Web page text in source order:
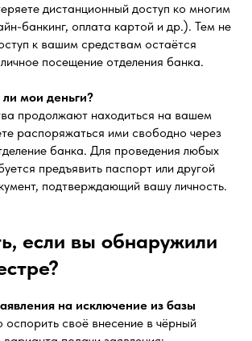
дистанционный доступ ко многим
банкинг, оплата картой и др.). Тем не
к вашим средствам остаётся
посещение отделения банка.
мои деньги?
продолжают находиться на вашем
распоряжаться ими свободно через
банка. Для проведения любых
предъявить паспорт или другой
подтверждающий вашу личность.
если вы обнаружили
на исключение из базы
своё внесение в чёрный